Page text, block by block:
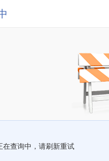
在查询中，请刷新重试